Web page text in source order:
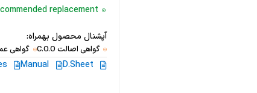
replacement
آپشنال محصول بهمراه:
گواهی اصالت C.O.O گواهی
D.Sheet
Manual